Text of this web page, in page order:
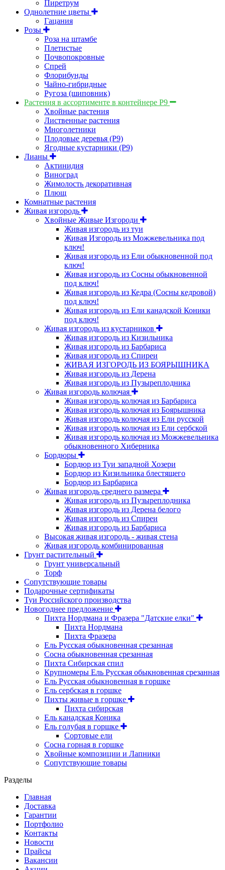
Пиретрум
Однолетние цветы
Гацания
Розы
Роза на штамбе
Плетистые
Почвопокровные
Спрей
Флорибунды
Чайно-гибридные
Ругоза (шиповник)
Растения в ассортименте в контейнере P9
Хвойные растения
Лиственные растения
Многолетники
Плодовые деревья (Р9)
Ягодные кустарники (Р9)
Лианы
Актинидия
Виноград
Жимолость декоративная
Плющ
Комнатные растения
Живая изгородь
Хвойные Живые Изгороди
Живая изгородь из туи
Живая Изгородь из Можжевельника под
ключ!
Живая изгородь из Ели обыкновенной под
ключ!
Живая изгородь из Сосны обыкновенной
под ключ!
Живая изгородь из Кедра (Сосны кедровой)
под ключ!
Живая изгородь из Ели канадской Коники
под ключ!
Живая изгородь из кустарников
Живая изгородь из Кизильника
Живая изгородь из Барбариса
Живая изгородь из Спиреи
ЖИВАЯ ИЗГОРОДЬ ИЗ БОЯРЫШНИКА
Живая изгородь из Дерена
Живая изгородь из Пузыреплодника
Живая изгородь колючая
Живая изгородь колючая из Барбариса
Живая изгородь колючая из Боярышника
Живая изгородь колючая из Ели русской
Живая изгородь колючая из Ели сербской
Живая изгородь колючая из Можжевельника
обыкновенного Хиберника
Бордюры
Бордюр из Туи западной Хозери
Бордюр из Кизильника блестящего
Бордюр из Барбариса
Живая изгородь среднего размера
Живая изгородь из Пузыреплодника
Живая изгородь из Дерена белого
Живая изгородь из Спиреи
Живая изгородь из Барбариса
Высокая живая изгородь - живая стена
Живая изгородь комбинированная
Грунт растительный
Грунт универсальный
Торф
Сопутствующие товары
Подарочные сертификаты
Туи Российского производства
Новогоднее предложение
Пихта Нордмана и Фразера "Датские елки"
Пихта Нордмана
Пихта Фразера
Ель Русская обыкновенная срезанная
Сосна обыкновенная срезанная
Пихта Сибирская спил
Крупномеры Ель Русская обыкновенная срезанная
Ель Русская обыкновенная в горшке
Ель сербская в горшке
Пихты живые в горшке
Пихта сибирская
Ель канадская Коника
Ель голубая в горшке
Сортовые ели
Сосна горная в горшке
Хвойные композиции и Лапники
Сопутствующие товары
Разделы
Главная
Доставка
Гарантии
Портфолио
Контакты
Новости
Прайсы
Вакансии